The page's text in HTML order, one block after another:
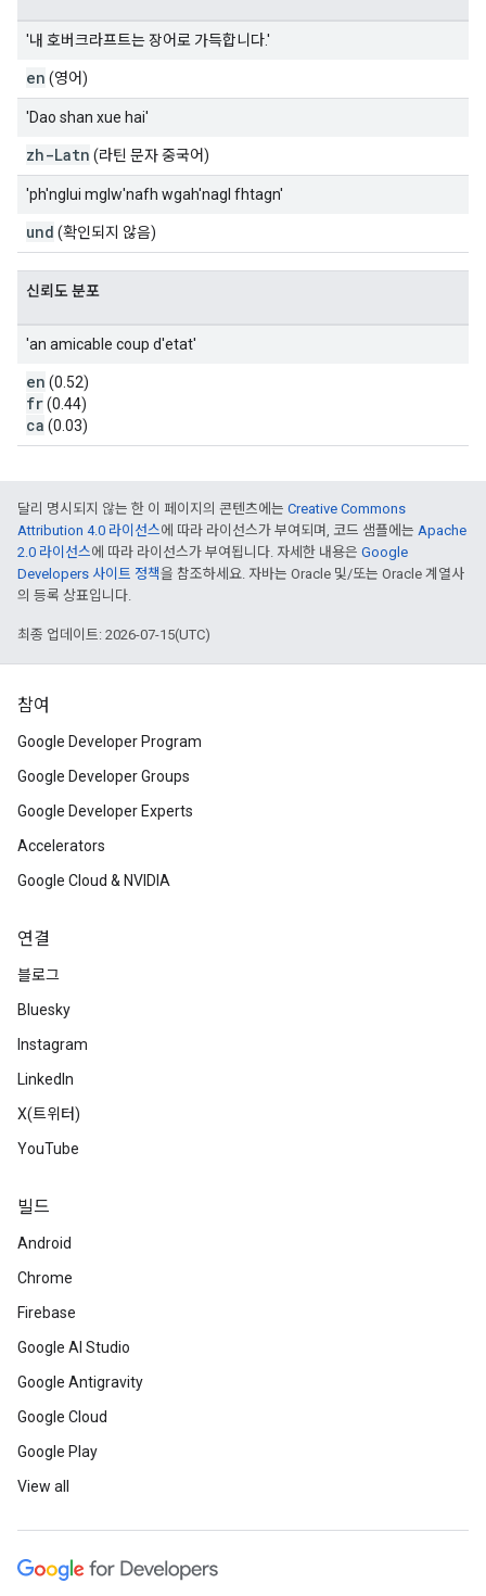
'내 호버크라프트는 장어로 가득합니다.'
en (영어)
'Dao shan xue hai'
zh-Latn (라틴 문자 중국어)
'ph'nglui mglw'nafh wgah'nagl fhtagn'
und (확인되지 않음)
신뢰도 분포
'an amicable coup d'etat'
en (0.52)
fr(0.44)
ca (0.03)
달리 명시되지 않는 한 이 페이지의 콘텐츠에는 Creative Commons
Attribution 4.0 라이선스에 따라 라이선스가 부여되며, 코드 샘플에는 Apache
2.0 라이선스에 따라 라이선스가 부여됩니다. 자세한 내용은 Google
Developers 사이트 정책을 참조하세요. 자바는 Oracle 및/또는 Oracle 계열사
의 등록 상표입니다.
최종 업데이트: 2026-07-15(UTC)
참여
Google Developer Program
Google Developer Groups
Google Developer Experts
Accelerators
Google Cloud & NVIDIA
연결
블로그
Bluesky
Instagram
LinkedIn
X(트위터)
YouTube
빌드
Android
Chrome
Firebase
Google AI Studio
Google Antigravity
Google Cloud
Google Play
View all